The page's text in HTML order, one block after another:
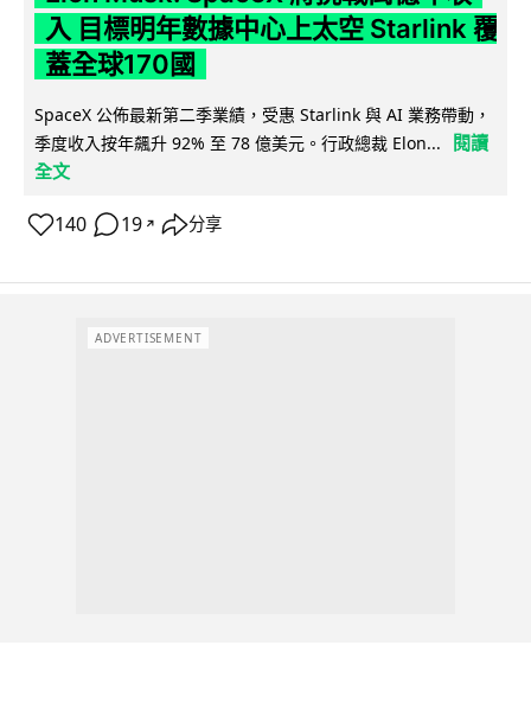
入 目標明年數據中心上太空 Starlink 覆
蓋全球170國
SpaceX 公佈最新第二季業績，受惠 Starlink 與 AI 業務帶動，
季度收入按年飆升 92% 至 78 億美元。行政總裁 Elon...
閱讀
全文
140 19 ↗ 分享
ADVERTISEMENT